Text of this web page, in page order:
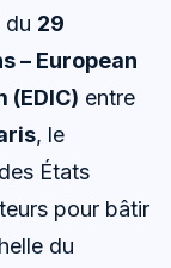
du 29
– European
entre
, le
États
pour bâtir
du